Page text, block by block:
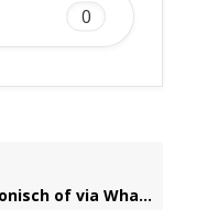
0
Business bereikbaar?